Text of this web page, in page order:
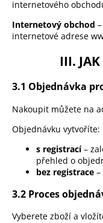
internetového
Internetový obchod
internetové adrese
III.
3.1 Objednávka
Nakoupit můžete na
Objednávku vytvoříte:
s registrací–
přehled o
bez registrace
3.2 Proces
Vyberete zboží a